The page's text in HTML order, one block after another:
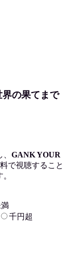
の果てまで
GANK YOUR
で視聴すること
千円超